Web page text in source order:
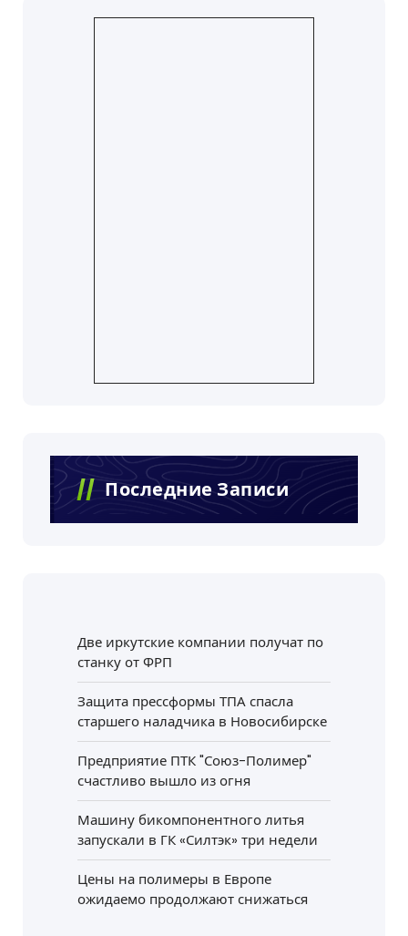
Последние Записи
Две иркутские компании получат по
станку от ФРП
Защита прессформы ТПА спасла
старшего наладчика в Новосибирске
Предприятие ПТК "Союз-Полимер"
счастливо вышло из огня
Машину бикомпонентного литья
запускали в ГК «Силтэк» три недели
Цены на полимеры в Европе
ожидаемо продолжают снижаться